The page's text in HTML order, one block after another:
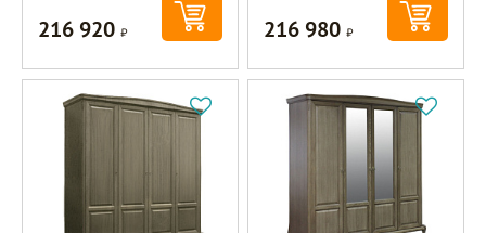
216 920Р 216 980Р